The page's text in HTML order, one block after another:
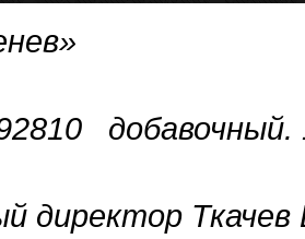
добавочный.
директор